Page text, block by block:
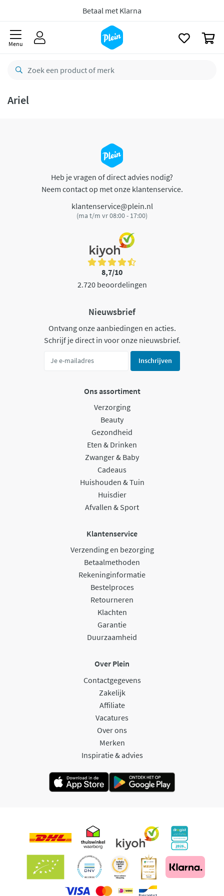
Betaal met Klarna
Menu
Ariel
Heb je vragen of direct advies nodig?
Neem contact op met onze klantenservice.
klantenservice@plein.nl
(ma t/m vr 08:00 - 17:00)
8,7/10
2.720 beoordelingen
Nieuwsbrief
Ontvang onze aanbiedingen en acties.
Schrijf je direct in voor onze nieuwsbrief.
Inschrijven
Ons assortiment
Verzorging
Beauty
Gezondheid
Eten & Drinken
Zwanger & Baby
Cadeaus
Huishouden & Tuin
Huisdier
Afvallen & Sport
Klantenservice
Verzending en bezorging
Betaalmethoden
Rekeninginformatie
Bestelproces
Retourneren
Klachten
Garantie
Duurzaamheid
Over Plein
Contactgegevens
Zakelijk
Affiliate
Vacatures
Over ons
Merken
Inspiratie & advies